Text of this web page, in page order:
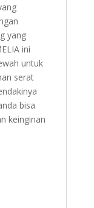
yang
ini
untuk
serat
bisa
keinginan